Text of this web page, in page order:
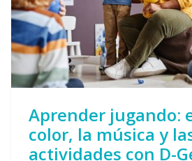
Aprender jugando:
color, la música y
actividades con D-